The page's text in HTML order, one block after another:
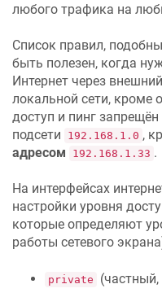
любого трафика на
Список правил,
быть полезен, когда
Интернет через
локальной сети, кроме
доступ и пинг
подсети
192.168.1.0 ,
адресом
192.168.1.33 .
На интерфейсах
настройки уровня
которые определяют
работы сетевого
private